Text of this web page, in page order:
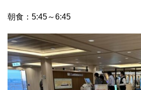
朝食：5:45～6:45